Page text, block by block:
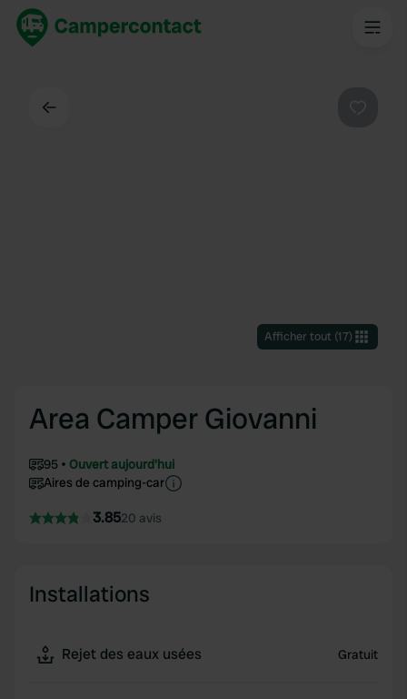
Afficher tout(17)
Area Camper Giovanni
95
Ouvert aujourd'hui
Aires de camping-car
3.8520 avis
Installations
Rejet des eaux usées Gratuit